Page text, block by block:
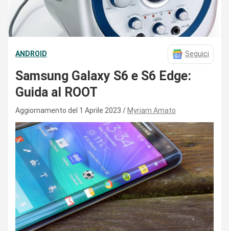
ANDROID Seguici
Samsung Galaxy S6 e S6 Edge:
Guida al ROOT
Aggiornamento del 1 Aprile 2023 Myriam Amato